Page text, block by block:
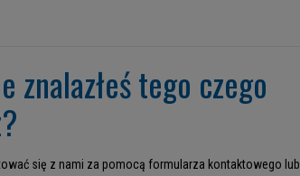
znalazłeś tego czego
się z nami za pomocą formularza kontaktowego lub